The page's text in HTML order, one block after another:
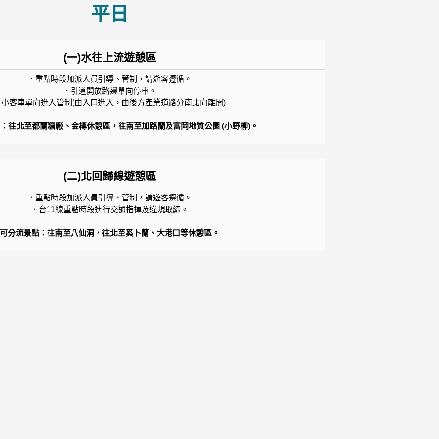
平日
(一)水往上流遊憩區
．重點時段加派人員引導、管制，請遊客遵循。
．引道開放路邊單向停車。
小客車單向進入管制(由入口進入，由後方產業道路分南北向離開)
往北至都蘭糖廠、金樽休憩區，往南至加路蘭及富岡地質公園 (小野柳)。
(二)北回歸線遊憩區
．重點時段加派人員引導、管制，請遊客遵循。
．台11線重點時段進行交通指揮及違規取締。
可分流景點：往南至八仙洞，往北至奚卜蘭、大港口等休憩區。